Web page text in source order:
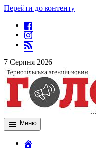
Перейти до контенту
7 Серпня 2026
Меню